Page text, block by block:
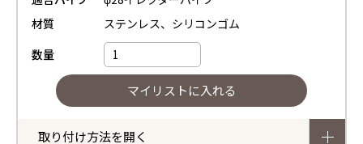
材質
ステンレス、シリコンゴム
数量
取り付け方法を開く